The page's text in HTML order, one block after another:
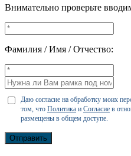
Внимательно проверьте
Фамилия / Имя / Отчество:
Даю согласие на обработку моих
том, что Политика и Согласие в
размещены в общем доступе.
Отправить